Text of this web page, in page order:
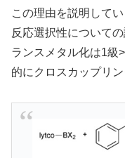
この理由を説明して
反応選択性について
ランスメタル化は1級
的にクロスカップリ